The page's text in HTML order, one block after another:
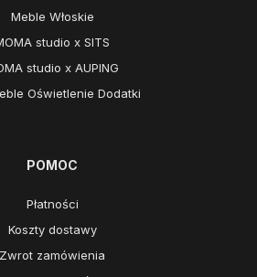
Meble Włoskie
studio x SITS
studio x AUPING
Oświetlenie Dodatki
POMOC
Płatności
Koszty dostawy
Zwrot zamówienia